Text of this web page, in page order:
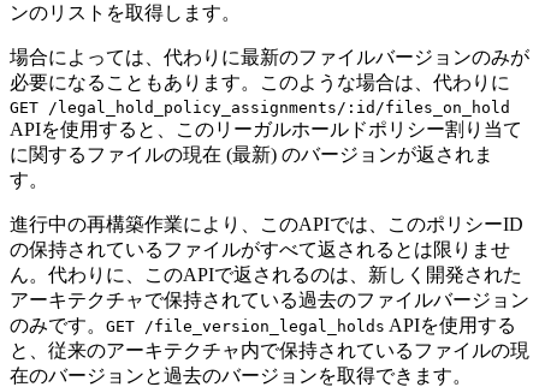
ンのリストを取得します。
場合によっては、代わりに最新のファイルバージョンのみが
必要になることもあります。このような場合は、代わりに
GET /legal_hold_policy_assignments/:id/files_on_hold
APIを使用すると、このリーガルホールドポリシー割り当て
に関するファイルの現在 (最新) のバージョンが返されま
す。
進行中の再構築作業により、このAPIでは、このポリシーID
の保持されているファイルがすべて返されるとは限りませ
ん。代わりに、このAPIで返されるのは、新しく開発された
アーキテクチャで保持されている過去のファイルバージョン
のみです。 GET /file_version_legal_holds APIを使用する
と、従来のアーキテクチャ内で保持されているファイルの現
在のバージョンと過去のバージョンを取得できます。